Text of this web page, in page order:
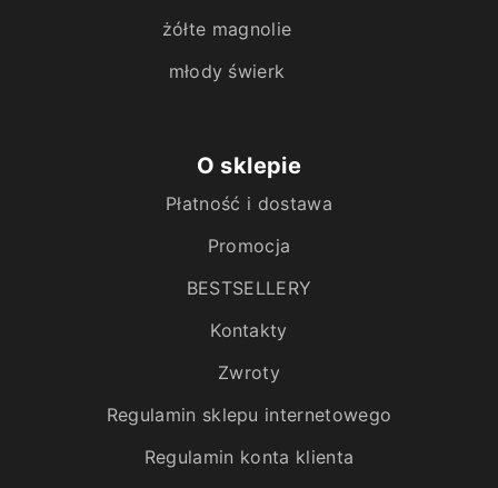
żółte magnolie
młody świerk
O sklepie
Płatność i dostawa
Promocja
BESTSELLERY
Kontakty
Zwroty
Regulamin sklepu internetowego
Regulamin konta klienta